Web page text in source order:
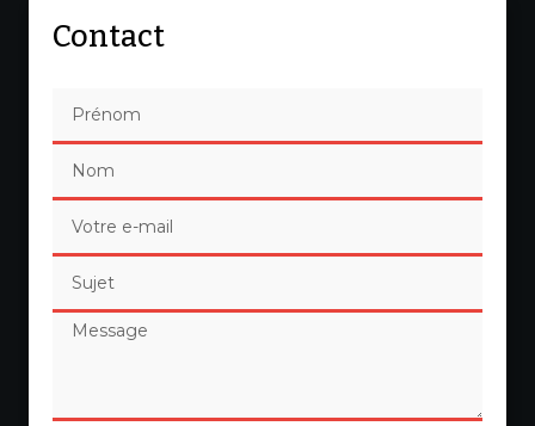
Contact